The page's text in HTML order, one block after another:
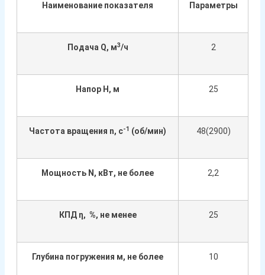
Наименование показателя Параметры
Подача Q, м3/ч 2
Напор H, м 25
Частота вращения n, c-1 (об/мин) 48(2900)
Мощность N, кВт, не более 2,2
КПД η, %, не менее 25
Глубина погружения м, не более 10